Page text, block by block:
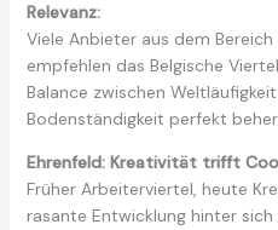
Relevanz:
Viele Anbieter aus dem
empfehlen das Belgische
Balance zwischen
Bodenständigkeit perfekt
Ehrenfeld: Kreativität trifft
Früher Arbeiterviertel, heute
rasante Entwicklung hinter